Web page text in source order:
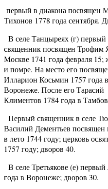
первый в диакона посвящен
Тихонов 1778 года сентября.
В селе Танцыреях (г) первый
священник посвящен Трофим
Москве 1741 года февраля 15;
и помре. На место его
Илларион Косьмин 1757 года в
Воронеже. После его Тарасий
Климентов 1784 года в
Первый священник в селе
Василий Дементьев посвящен
в лето 1744 году; церковь
1757 году; дворов 40.
В селе Третьякове (е) первый
года в Воронеже; дворов 30.